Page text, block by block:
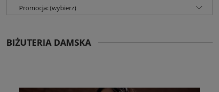
Promocja: (wybierz)
BIŻUTERIA DAMSKA